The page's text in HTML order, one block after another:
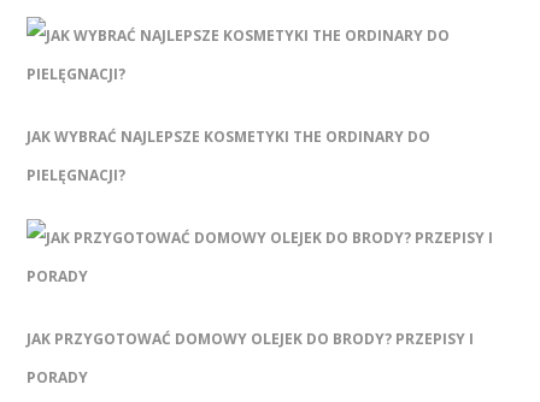
JAK WYBRAĆ NAJLEPSZE KOSMETYKI THE ORDINARY DO
PIELĘGNACJI?
JAK PRZYGOTOWAĆ DOMOWY OLEJEK DO BRODY? PRZEPISY I
PORADY